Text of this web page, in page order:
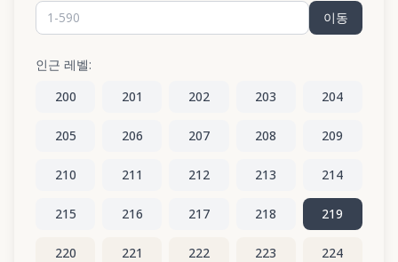
이동
인근 레벨:
200
201 202 203 204
205 206 207 208 209
210 211 212 213 214
215 216 217 218 219
220 221 222 223 224